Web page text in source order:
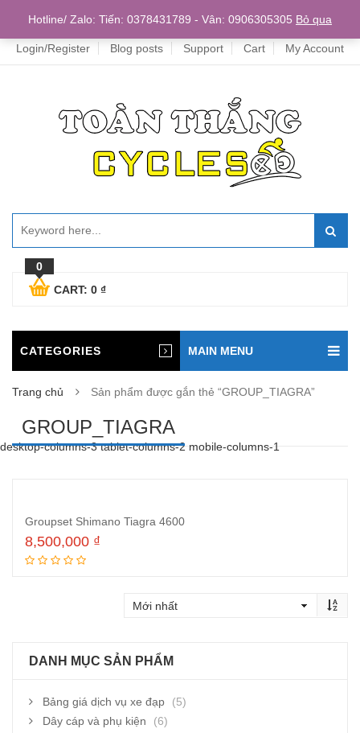
Home
Login/Register Blog posts Support Cart My Account
0
CART: 0 ₫
CATEGORIES MAIN MENU
Trang chủ Sản phẩm được gắn thẻ “GROUP_TIAGRA”
GROUP_TIAGRA
desktop-columns-3 tablet-columns-2 mobile-columns-1
Groupset Shimano Tiagra 4600
8,500,000 ₫
DANH MỤC SẢN PHẨM
Bảng giá dịch vụ xe đạp
(5)
Dây cáp và phụ kiện
(6)
Hotline/ Zalo: Tiến: 0378431789 - Vân: 0906305305 Bỏ qua